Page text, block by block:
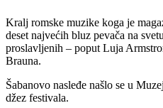
Kralj romske muzike koga je
deset najvećih bluz pevača na
proslavljenih – poput Luja
Brauna.
Šabanovo nasleđe našlo se u
džez festivala.